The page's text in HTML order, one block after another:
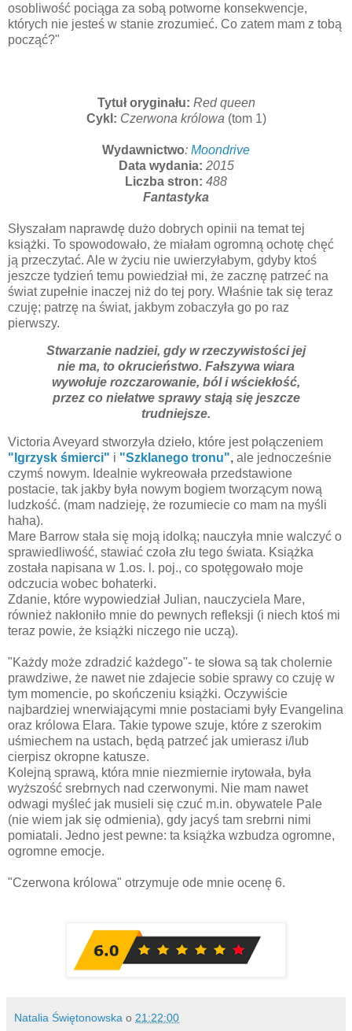
osobliwość pociąga za sobą potworne konsekwencje,
których nie jesteś w stanie zrozumieć. Co zatem mam z tobą
począć?"
Tytuł oryginału: Red queen
Cykl: Czerwona królowa (tom 1)
Wydawnictwo: Moondrive
Data wydania: 2015
Liczba stron: 488
Fantastyka
Słyszałam naprawdę dużo dobrych opinii na temat tej
książki. To spowodowało, że miałam ogromną ochotę chęć
ją przeczytać. Ale w życiu nie uwierzyłabym, gdyby ktoś
jeszcze tydzień temu powiedział mi, że zacznę patrzeć na
świat zupełnie inaczej niż do tej pory. Właśnie tak się teraz
czuję; patrzę na świat, jakbym zobaczyła go po raz
pierwszy.
Stwarzanie nadziei, gdy w rzeczywistości jej
nie ma, to okrucieństwo. Fałszywa wiara
wywołuje rozczarowanie, ból i wściekłość,
przez co niełatwe sprawy stają się jeszcze
trudniejsze.
Victoria Aveyard stworzyła dzieło, które jest połączeniem
"Igrzysk śmierci" i "Szklanego tronu", ale jednocześnie
czymś nowym. Idealnie wykreowała przedstawione
postacie, tak jakby była nowym bogiem tworzącym nową
ludzkość. (mam nadzieję, że rozumiecie co mam na myśli
haha).
Mare Barrow stała się moją idolką; nauczyła mnie walczyć o
sprawiedliwość, stawiać czoła złu tego świata. Książka
została napisana w 1.os. l. poj., co spotęgowało moje
odczucia wobec bohaterki.
Zdanie, które wypowiedział Julian, nauczyciela Mare,
również nakłoniło mnie do pewnych refleksji (i niech ktoś mi
teraz powie, że książki niczego nie uczą).
"Każdy może zdradzić każdego"- te słowa są tak cholernie
prawdziwe, że nawet nie zdajecie sobie sprawy co czuję w
tym momencie, po skończeniu książki. Oczywiście
najbardziej wnerwiającymi mnie postaciami były Evangelina
oraz królowa Elara. Takie typowe szuje, które z szerokim
uśmiechem na ustach, będą patrzeć jak umierasz i/lub
cierpisz okropne katusze.
Kolejną sprawą, która mnie niezmiernie irytowała, była
wyższość srebrnych nad czerwonymi. Nie mam nawet
odwagi myśleć jak musieli się czuć m.in. obywatele Pale
(nie wiem jak się odmienia), gdy jacyś tam srebrni nimi
pomiatali. Jedno jest pewne: ta książka wzbudza ogromne,
ogromne emocje.
"Czerwona królowa" otrzymuje ode mnie ocenę 6.
Natalia Świętonowska o 21:22:00